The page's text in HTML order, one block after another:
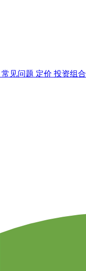
常见问题 定价 投资组合